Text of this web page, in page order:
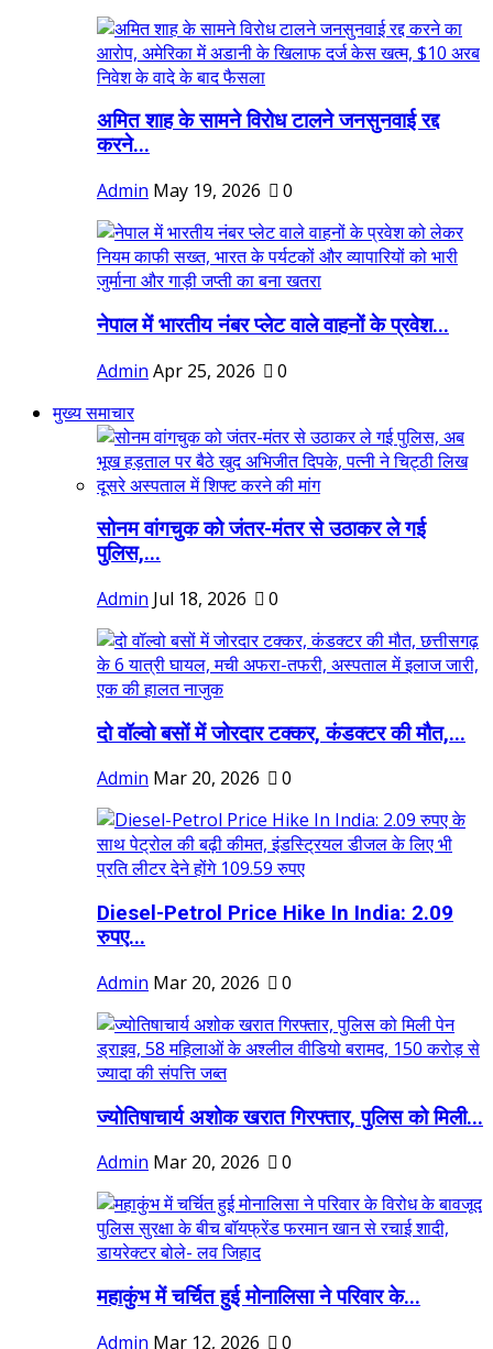
अमित शाह के सामने विरोध टालने जनसुनवाई रद्द
करने...
Admin May 19, 2026 0
नेपाल में भारतीय नंबर प्लेट वाले वाहनों के प्रवेश...
Admin Apr 25, 2026
0
मुख्य समाचार
सोनम वांगचुक को जंतर-मंतर से उठाकर ले गई
पुलिस,...
Admin Jul 18, 2026 0
दो वॉल्वो बसों में जोरदार टक्कर, कंडक्टर की मौत,...
Admin Mar 20, 2026 0
Diesel-Petrol Price Hike In India: 2.09
रुपए...
Admin Mar 20, 2026 0
ज्योतिषाचार्य अशोक खरात गिरफ्तार, पुलिस को मिली...
Admin Mar 20, 2026 0
महाकुंभ में चर्चित हुई मोनालिसा ने परिवार के...
Admin Mar 12, 2026 0